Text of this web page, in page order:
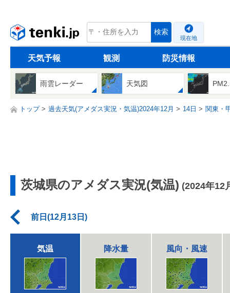
tenki.jp 検索
現在地
天気予報 観測 防災情報
雨雲レーダー 天気図
トップ 過去天気(アメダス実況・気温)2024年12月 14日 関東・
茨城県のアメダス実況(気温) (2024年12
前日(12月13日)
気温 降水量 風向・風速